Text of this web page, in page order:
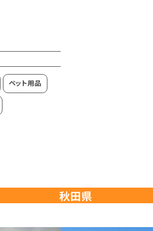
ペット用品
秋田県